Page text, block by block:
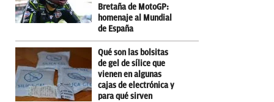
Bretaña de MotoGP:
homenaje al Mundial
de España
Qué son las bolsitas
de gel de sílice que
vienen en algunas
cajas de electrónica y
para qué sirven